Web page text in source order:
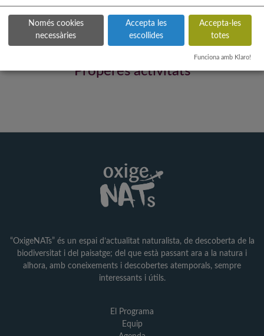
Properes activitats
“OxigeNATs” és un espai d’actualitat naturalista, de descoberta de la
biodiversitat i del paisatge; del que està passant ara a la natura i
alhora, amb coneixements i descobertes atemporals, sempre
interessants i útils.
El Programa
Equip
Només cookies
necessàries
Accepta les
escollides
Accepta-les
totes
Funciona amb Klaro!